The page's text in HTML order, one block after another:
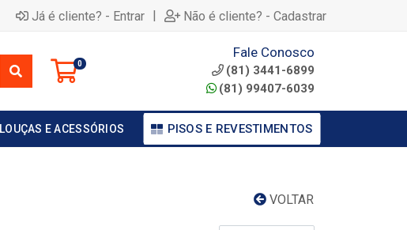
Já é cliente? - Entrar | Não é cliente? - Cadastrar
0
Fale Conosco
(81) 3441-6899
(81) 99407-6039
LOUÇAS E ACESSÓRIOS PISOS E REVESTIMENTOS
VOLTAR